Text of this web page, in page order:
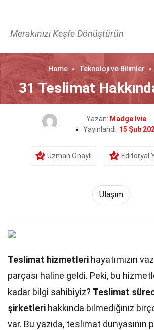
Merakınızı Keşfe Dönüştürün
Home Teknoloji ve Bilimler
31 Teslimat
Yazan: Madge Ivie
Yayınlandı: 15 Şub
Uzman Onaylı Editoryal
Ulaşım
Teslimat hizmetleri hayatımızın
parçası haline geldi. Peki, bu
kadar bilgi sahibiyiz? Teslimat
şirketleri hakkında bilmediğiniz
var. Bu yazıda, teslimat dünyasının